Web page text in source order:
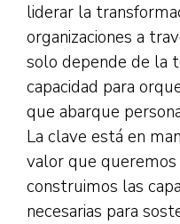
liderar la
organizaciones a
solo depende de la
capacidad para
que abarque
La clave está en
valor que
construimos las
necesarias para